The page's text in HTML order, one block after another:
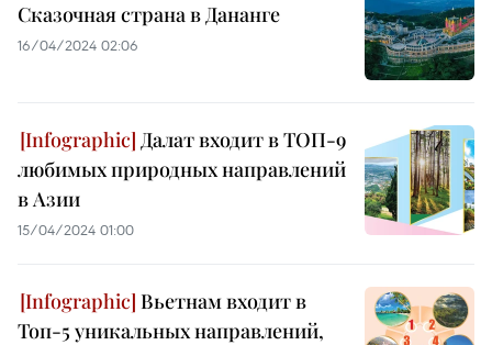
Сказочная страна в Дананге
16/04/2024 02:06
Далат входит в ТОП-9
любимых природных направлений
в Азии
15/04/2024 01:00
Вьетнам входит в
Топ-5 уникальных направлений,